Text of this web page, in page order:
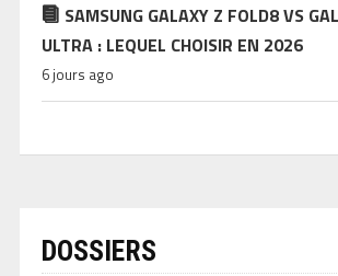
SAMSUNG GALAXY Z FOLD8 VS
ULTRA : LEQUEL CHOISIR EN 2026
6 jours ago
DOSSIERS